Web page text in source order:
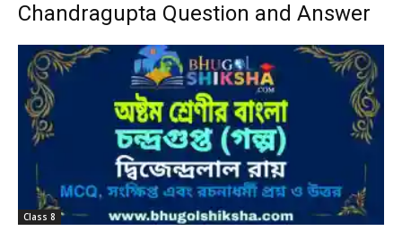
Chandragupta Question and Answer
Class 8